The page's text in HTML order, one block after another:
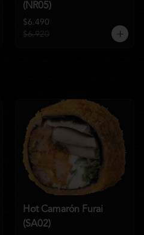
(NR05)
$6.490
$6.920
Hot Camarón Furai
(SA02)